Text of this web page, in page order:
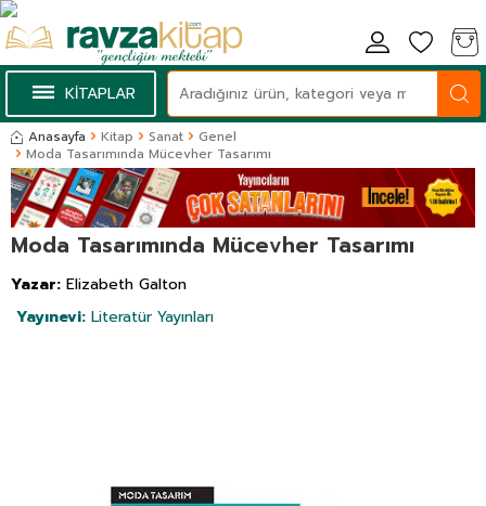
KİTAPLAR
Anasayfa Kitap Sanat
Genel
Moda Tasarımında Mücevher Tasarımı
Moda Tasarımında Mücevher Tasarımı
Yazar: Elizabeth Galton
Yayınevi: Literatür Yayınları